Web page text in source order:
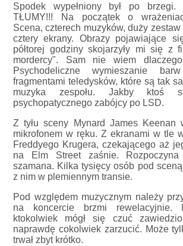
Spodek wypełniony był po brzegi.
TŁUMY!!! Na początek o
Scena, czterech muzyków, duży
cztery ekrany. Obrazy pojawiające
półtorej godziny skojarzyły mi się z
mordercy". Sam nie wiem
Psychodeliczne wymieszanie
fragmentami teledysków, które są tak
muzyka zespołu. Jakby ktoś
psychopatycznego zabójcy po LSD.
Z tyłu sceny Mynard James
mikrofonem w ręku. Z ekranami w tle
Freddyego Krugera, czekającego aż
na Elm Street zaśnie.
szamana. Kilka tysięcy osób pod
z nim w plemiennym transie.
Pod względem muzycznym należy
na koncercie brzmi
ktokolwiek mógł się czuć
naprawdę cokolwiek zarzucić. Może
trwał zbyt krótko.